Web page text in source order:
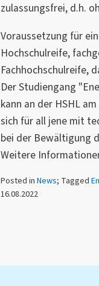
zulassungsfrei, d.h.
Voraussetzung für
Hochschulreife,
Fachhochschulreife,
Der Studiengang
kann an der HSHL
sich für all jene mit
bei der Bewältigung
Weitere
Posted in News; Tagged
16.08.2022